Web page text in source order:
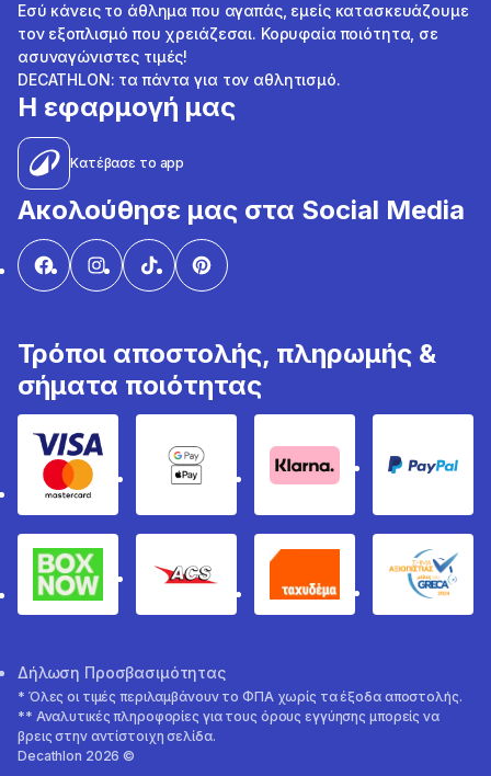
Εσύ κάνεις το άθλημα που αγαπάς, εμείς κατασκευάζουμε
τον εξοπλισμό που χρειάζεσαι. Κορυφαία ποιότητα, σε
ασυναγώνιστες τιμές!
DECATHLON: τα πάντα για τον αθλητισμό.
Η εφαρμογή μας
Κατέβασε το app
Ακολούθησε μας στα Social Media
Τρόποι αποστολής, πληρωμής &
σήματα ποιότητας
Visa & MastercardGoogle Pay & Apple Pay
Klarna PayPal
Box Now ACS Ταχυδέμα
Δήλωση Προσβασιμότητας
* Όλες οι τιμές περιλαμβάνουν το ΦΠΑ χωρίς τα έξοδα αποστολής.
** Αναλυτικές πληροφορίες για τους όρους εγγύησης μπορείς να
βρεις στην αντίστοιχη σελίδα.
Decathlon 2026 ©